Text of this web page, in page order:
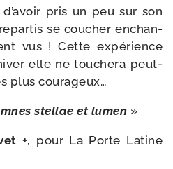
pris un peu sur son
se cou­cher enchan­
vus ! Cette expé­rience
elle ne tou­che­ra peut-​
plus courageux…
stel­lae et lumen »
+, pour La Porte Latine